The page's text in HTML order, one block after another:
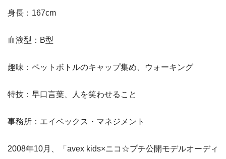
身長：167cm
血液型：B型
趣味：ペットボトルのキャップ集め、ウォーキング
特技：早口言葉、人を笑わせること
事務所：エイベックス・マネジメント
2008年10月、「avex kids×ニコ☆プチ公開モデルオーディ